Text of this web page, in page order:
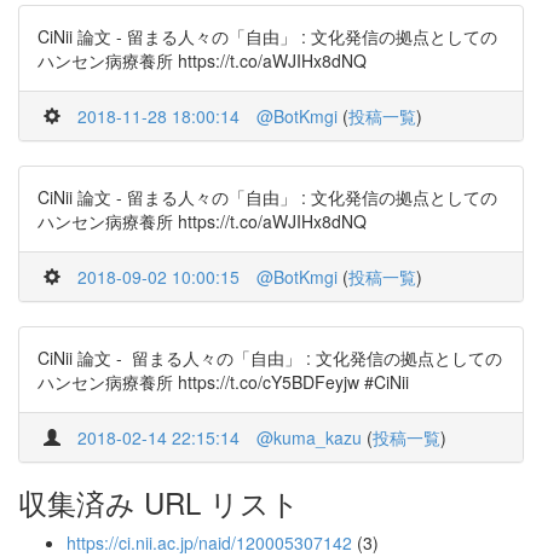
CiNii 論文 - 留まる人々の「自由」 : 文化発信の拠点としての
ハンセン病療養所 https://t.co/aWJIHx8dNQ
2018-11-28 18:00:14 @BotKmgi (投稿一覧)
CiNii 論文 - 留まる人々の「自由」 : 文化発信の拠点としての
ハンセン病療養所 https://t.co/aWJIHx8dNQ
2018-09-02 10:00:15 @BotKmgi (投稿一覧)
CiNii 論文 - 留まる人々の「自由」 : 文化発信の拠点としての
ハンセン病療養所 https://t.co/cY5BDFeyjw #CiNii
2018-02-14 22:15:14 @kuma_kazu (投稿一覧)
収集済み URL リスト
https://ci.nii.ac.jp/naid/120005307142 (3)